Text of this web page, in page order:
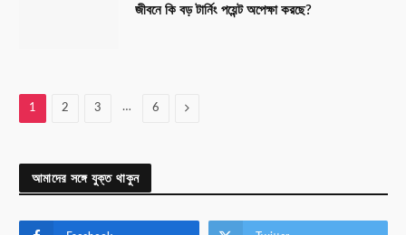
জীবনে কি বড় টার্নিং পয়েন্ট অপেক্ষা করছে?
1 2 3 … 6 Next
আমাদের সঙ্গে যুক্ত থাকুন